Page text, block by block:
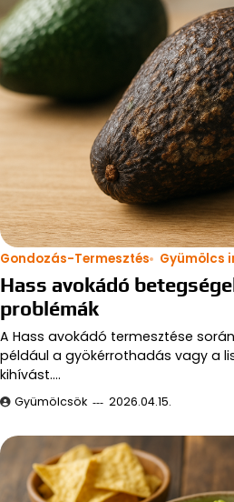
Gondozás-Termesztés Gyümölcs
Hass avokádó
problémák
A Hass avokádó termesztése
például a gyökérrothadás vagy a
kihívást.…
Gyümölcsök 2026.04.15.